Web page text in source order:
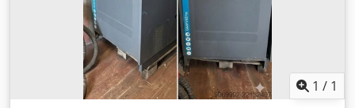
1 / 1